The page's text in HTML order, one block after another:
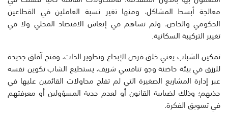
معالجة أبسط المشاكل، ومنها تغير نسبة العاملين في القطاعين
الحكومي والخاص، ولم تساهم في إنعاش الاقتصاد المحلي ولا في
تغيير التركيبة السكانية.
تمكين الشباب يعني خلق فرص الإبداع وتطوير الذات، وفتح آفاق جديدة
للرزق في بيئة حاضنة وجو تنافسي شريف، يستطيع الشاب تكوين نفسه
عبر إدارة المشاريع الصغيرة التي لم تفلح محاولات القائمين عليها في
جذبهم؛ وذلك لضبابية القانون أو لعدم جدية المسؤولين أو معرفتهم
في تسويق الفكرة.